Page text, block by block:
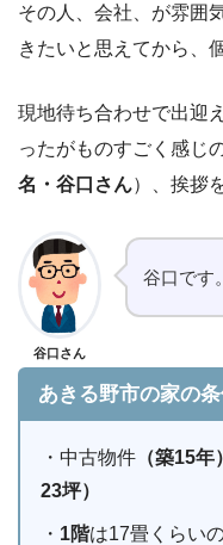
その人、会社、が雰囲
きたいと思えてから、
現地待ち合わせで出迎
ったがものすごく感じ
名・谷口さん）、挨拶
谷口さん
谷口です
あきる野市の家の
・中古物件 （築15
23坪）
・ 1階は17畳くらい